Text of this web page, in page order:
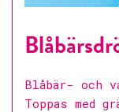
Blåbär- och
Toppas med